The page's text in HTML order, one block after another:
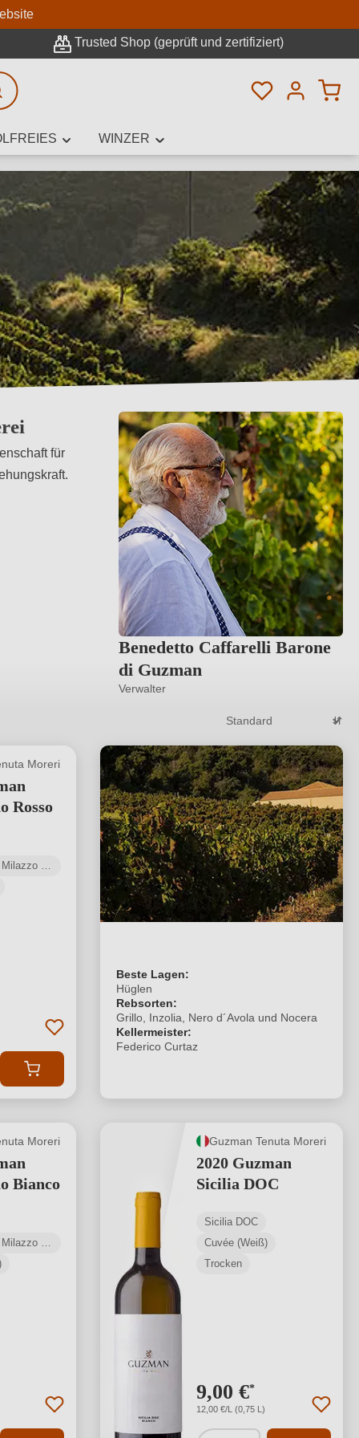
Trusted Shop (geprüft und zertifiziert)
Du hast 0
WINZER
für
Benedetto Caffarelli Barone
di Guzman
Verwalter
Moreri
Rosso
Mamertino di Milazzo DOC
Beste Lagen:
Hüglen
Rebsorten:
Grillo, Inzolia, Nero d´Avola und Nocera
Kellermeister:
Federico Curtaz
Moreri
Bianco
Mamertino di Milazzo DOC
Guzman Tenuta Moreri
2020 Guzman
Sicilia DOC
Sicilia DOC
Cuvée (Weiß)
Trocken
9,00 €*
12,00 €/L (0,75 L)
Suche